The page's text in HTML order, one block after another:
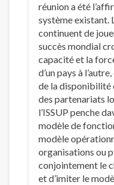
réunion a été
système existant.
continuent de
succès mondial
capacité et la
d’un pays à
de la disponibilité
des partenariats
l’ISSUP penche
modèle de
modèle
organisations ou
conjointement le
et d’imiter le